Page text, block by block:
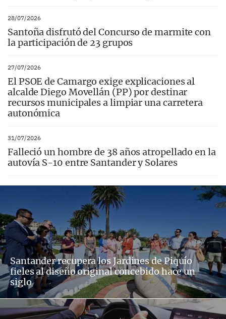
28/07/2026
Santoña disfrutó del Concurso de marmite con
la participación de 23 grupos
27/07/2026
El PSOE de Camargo exige explicaciones al
alcalde Diego Movellán (PP) por destinar
recursos municipales a limpiar una carretera
autonómica
31/07/2026
Falleció un hombre de 38 años atropellado en la
autovía S-10 entre Santander y Solares
Santander recupera los Jardines de Piquío
fieles al diseño original concebido hace un
siglo